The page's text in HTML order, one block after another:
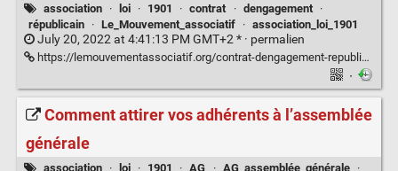
association · loi · 1901 · contrat · dengagement
·
républicain
· Le_Mouvement_associatif · association_loi_1901
July 20, 2022 at 4:41:13 PM GMT+2 * · permalien
https://lemouvementassociatif.org/contrat-dengagement-republicain-le-mouvement-associatif-vous-accompagne/
·
Comment attirer vos adhérents à l’assemblée
générale
association · loi · 1901 · AG · AG_assemblée_générale
·